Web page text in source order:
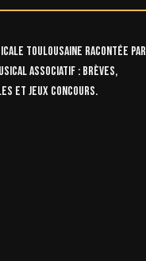
toulousaine racontée par
associatif : brèves,
et jeux concours.